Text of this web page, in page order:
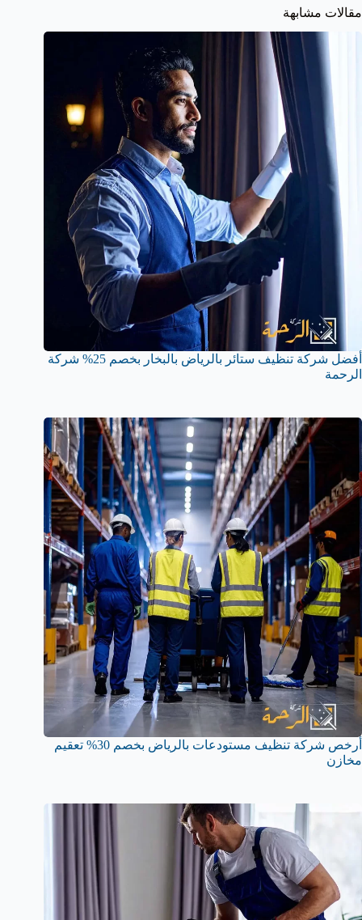
مقالات مشابهة
أفضل شركة تنظيف ستائر بالرياض بالبخار بخصم 25% شركة
الرحمة
أرخص شركة تنظيف مستودعات بالرياض بخصم 30% تعقيم
مخازن